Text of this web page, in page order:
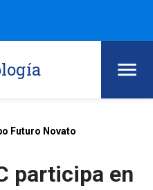
Futuro Novato
participa en